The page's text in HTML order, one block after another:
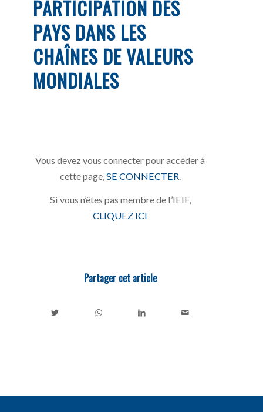
PARTICIPATION DES
PAYS DANS LES
CHAÎNES DE VALEURS
MONDIALES
Vous devez vous connecter pour accéder à
cette page, SE CONNECTER
Si vous n’êtes pas membre de l’IEIF,
CLIQUEZ ICI
Partager cet article